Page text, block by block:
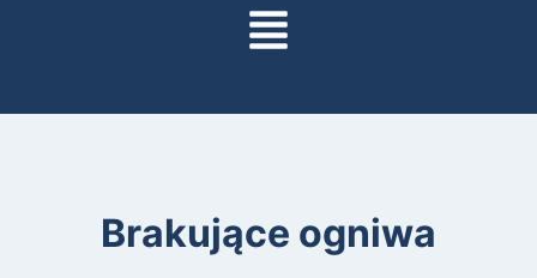
Brakujące ogniwa